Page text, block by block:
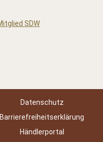
Datenschutz
Barrierefreiheitserklärung
Händlerportal